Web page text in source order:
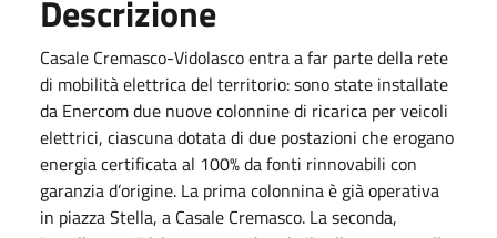
Descrizione
Casale Cremasco-Vidolasco entra a far parte della rete
di mobilità elettrica del territorio: sono state installate
da Enercom due nuove colonnine di ricarica per veicoli
elettrici, ciascuna dotata di due postazioni che erogano
energia certificata al 100% da fonti rinnovabili con
garanzia d’origine. La prima colonnina è già operativa
in piazza Stella, a Casale Cremasco. La seconda,